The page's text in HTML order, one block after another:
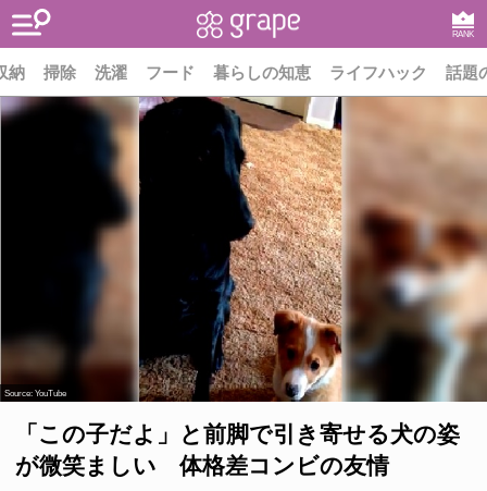
RANK
納 掃除 洗濯 フード 暮らしの知恵 ライフハック 話題
Source: YouTube
「この子だよ」と前脚で引き寄せる犬の姿
が微笑ましい 体格差コンビの友情